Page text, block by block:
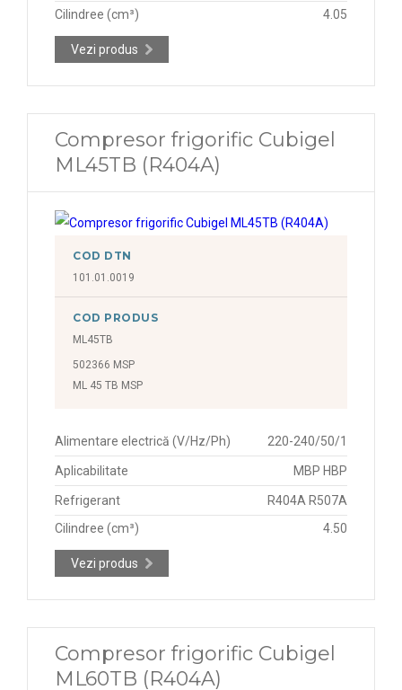
Cilindree (cm³)
4.05
Vezi produs
Compresor frigorific Cubigel
ML45TB (R404A)
COD DTN
101.01.0019
COD PRODUS
ML45TB
502366 MSP
ML 45 TB MSP
Alimentare electrică (V/Hz/Ph) 220-240/50/1
Aplicabilitate MBP HBP
Refrigerant
R404A R507A
Cilindree (cm³)
4.50
Vezi produs
Compresor frigorific Cubigel
ML60TB (R404A)